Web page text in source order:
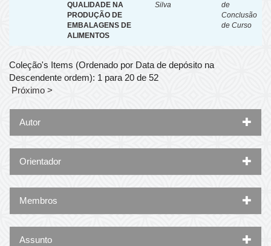
QUALIDADE NA
PRODUÇÃO DE
EMBALAGENS DE
ALIMENTOS
Silva
de
Conclusão
de Curso
Coleção's Items (Ordenado por Data de depósito na
Descendente ordem): 1 para 20 de 52
Próximo >
Autor
Orientador
Membros
Assunto